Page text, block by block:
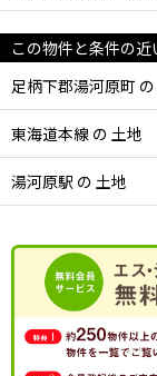
この物件と条件の近
足柄下郡湯河原町
東海道本線 の 土地
湯河原駅 の 土地